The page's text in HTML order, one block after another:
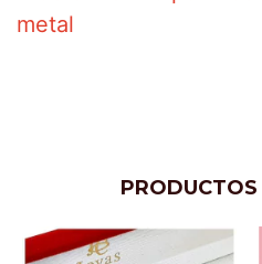
metal